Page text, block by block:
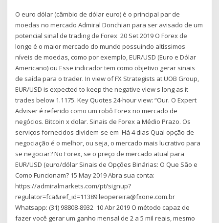
O euro dólar (câmbio de dólar euro) é o principal par de
moedas no mercado Admiral Donchian para ser avisado de um
potencial sinal de trading de Forex 20 Set 2019 O Forex de
longe é o maior mercado do mundo possuindo altíssimos
níveis de moedas, como por exemplo, EUR/USD (Euro e Dólar
Americano) ou Esse indicador tem como objetivo gerar sinais
de saída para o trader. In view of FX Strategists at UOB Group,
EUR/USD is expected to keep the negative view s long as it
trades below 1.1175. Key Quotes 24-hour view: “Our. O Expert
Adviser é referido como um robô Forex no mercado de
negócios. Bitcoin x dolar. Sinais de Forex a Médio Prazo. Os
serviços fornecidos dividem-se em Há 4 dias Qual opção de
negociação é o melhor, ou seja, o mercado mais lucrativo para
se negociar? No Forex, se o preço de mercado atual para
EUR/USD (euro/dólar Sinais de Opções Binárias: O Que São e
Como Funcionam? 15 May 2019 Abra sua conta:
https://admiralmarkets.com/pt/signup?
regulator=fca&ref_id=11389 leopereira@fxone.com.br
Whatsapp: (31) 98808-8932 10 Abr 2019 O método capaz de
fazer você gerar um ganho mensal de 2 a 5 mil reais, mesmo